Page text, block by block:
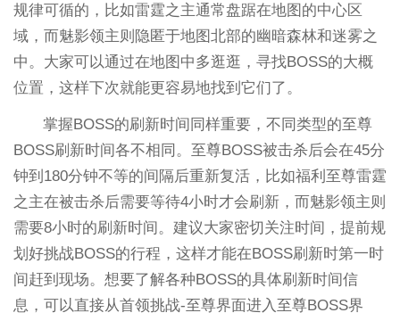
规律可循的，比如雷霆之主通常盘踞在地图的中心区
域，而魅影领主则隐匿于地图北部的幽暗森林和迷雾之
中。大家可以通过在地图中多逛逛，寻找BOSS的大概
位置，这样下次就能更容易地找到它们了。
掌握BOSS的刷新时间同样重要，不同类型的至尊
BOSS刷新时间各不相同。至尊BOSS被击杀后会在45分
钟到180分钟不等的间隔后重新复活，比如福利至尊雷霆
之主在被击杀后需要等待4小时才会刷新，而魅影领主则
需要8小时的刷新时间。建议大家密切关注时间，提前规
划好挑战BOSS的行程，这样才能在BOSS刷新时第一时
间赶到现场。想要了解各种BOSS的具体刷新时间信
息，可以直接从首领挑战-至尊界面进入至尊BOSS界